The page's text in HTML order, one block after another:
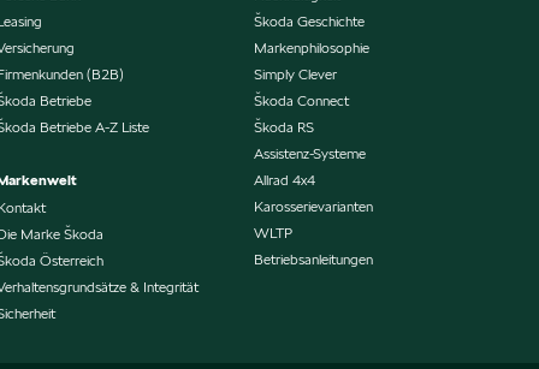
(B2B)
Betriebe
Betriebe A-Z Liste
Marke Škoda
Österreich
& Integrität
Škoda Geschichte
Markenphilosophie
Simply Clever
Škoda Connect
Škoda RS
Assistenz-Systeme
Allrad 4x4
Karosserievarianten
WLTP
Betriebsanleitungen